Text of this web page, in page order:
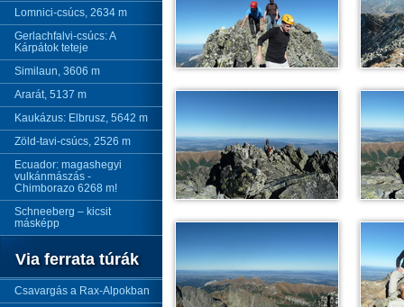
Lomnici-csúcs, 2634 m
Gerlachfalvi-csúcs: A
Kárpátok teteje
Similaun, 3606 m
Ararát, 5137 m
Kaukázus: Elbrusz, 5642 m
Zöld-tavi-csúcs, 2526 m
Ecuador: magashegyi
vulkánmászás -
Chimborazo 6268 m!
Schneeberg – kicsit
másképp
Via ferrata túrák
Csavargás a Rax-Alpokban